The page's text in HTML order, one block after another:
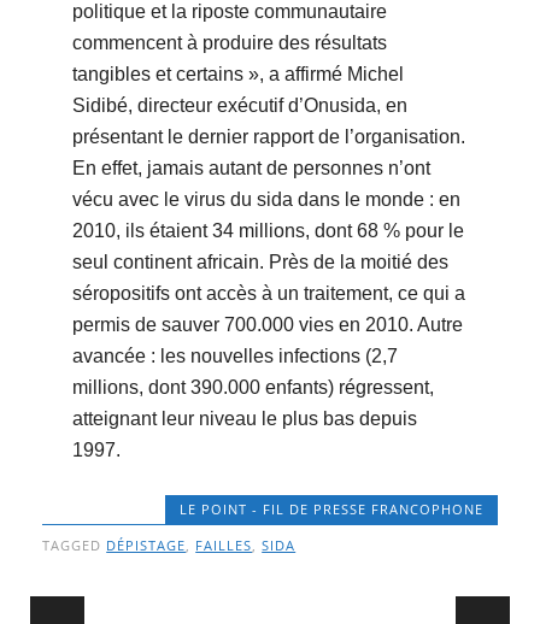
politique et la riposte communautaire
commencent à produire des résultats
tangibles et certains », a affirmé Michel
Sidibé, directeur exécutif d’Onusida, en
présentant le dernier rapport de l’organisation.
En effet, jamais autant de personnes n’ont
vécu avec le virus du sida dans le monde : en
2010, ils étaient 34 millions, dont 68 % pour le
seul continent africain. Près de la moitié des
séropositifs ont accès à un traitement, ce qui a
permis de sauver 700.000 vies en 2010. Autre
avancée : les nouvelles infections (2,7
millions, dont 390.000 enfants) régressent,
atteignant leur niveau le plus bas depuis
1997.
LE POINT - FIL DE PRESSE FRANCOPHONE
TAGGED DÉPISTAGE, FAILLES,SIDA